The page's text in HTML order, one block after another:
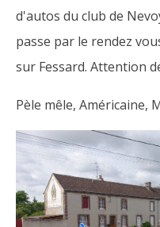
d'autos du club de
passe par le rendez
sur Fessard. Attention
Pèle mêle, Américaine,